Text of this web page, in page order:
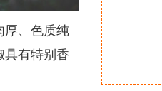
、色质纯
具有特别香